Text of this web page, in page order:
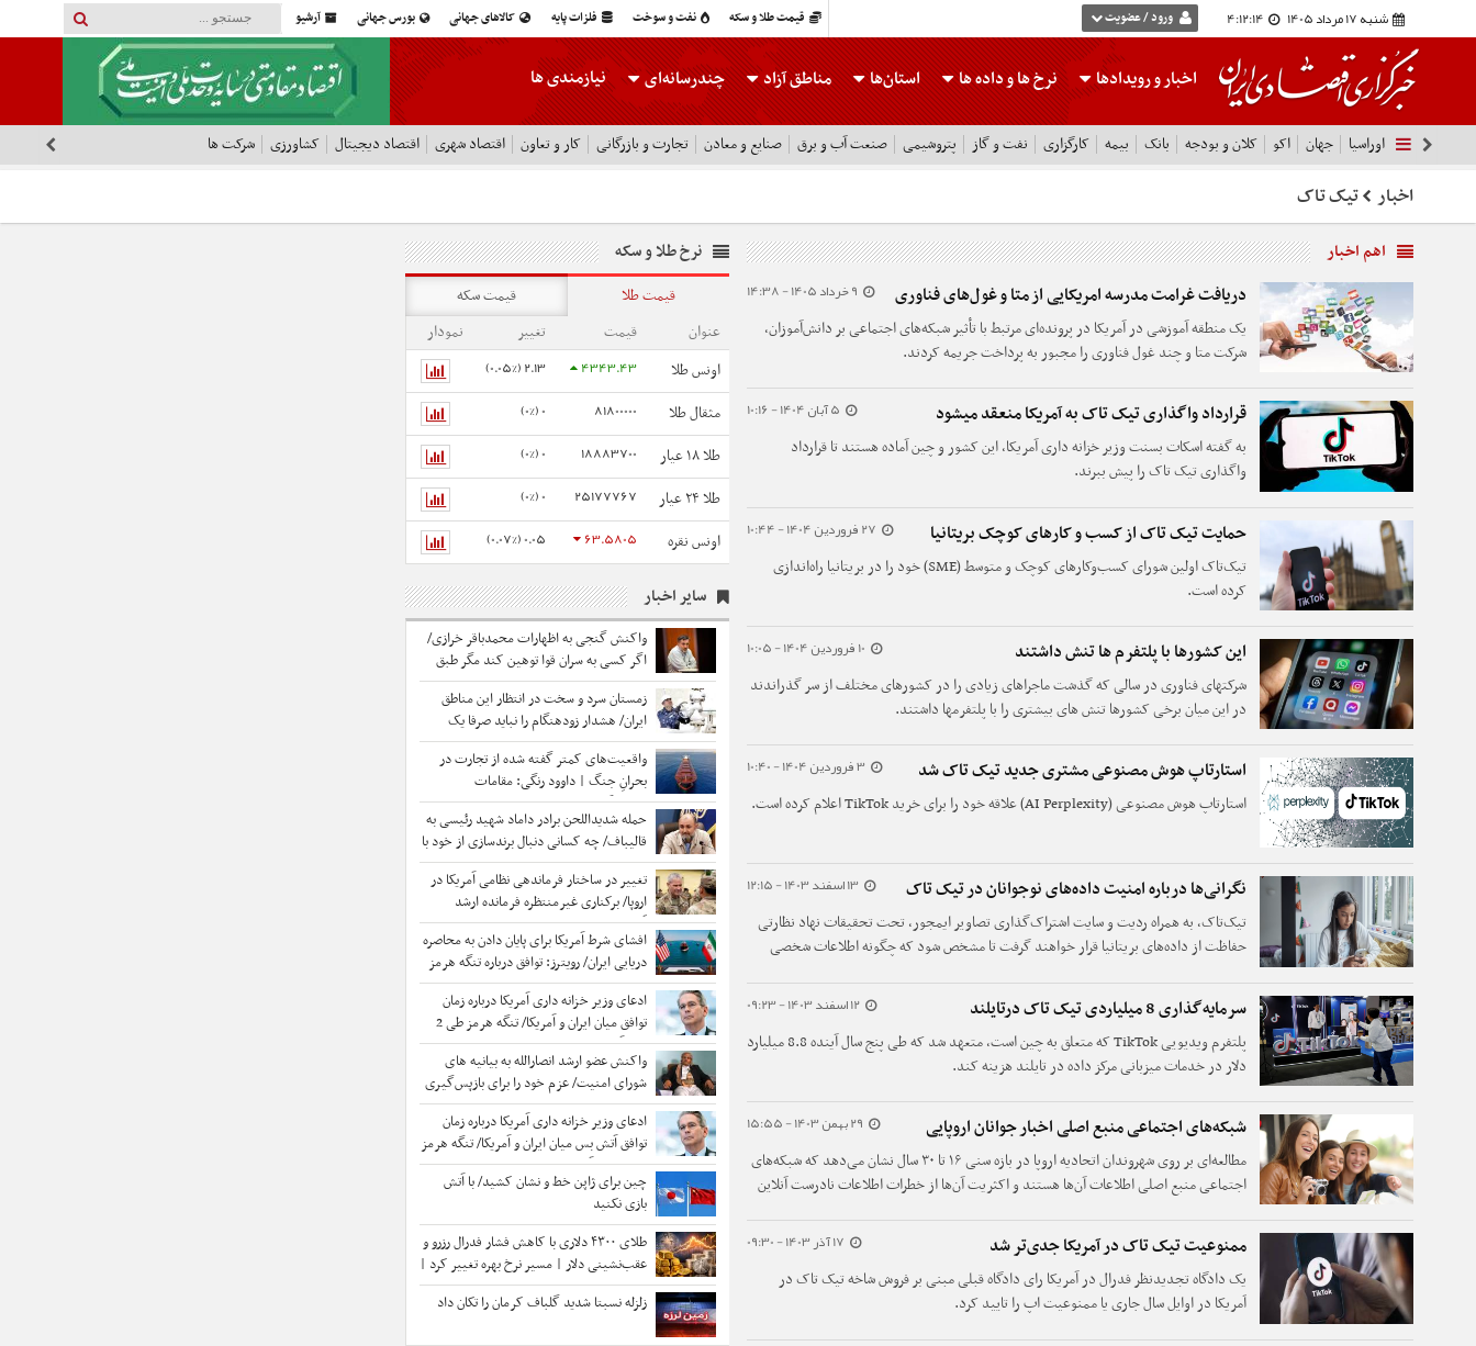
قیمت طلا و سکه نفت و سوخت فلزات پایه کالاهای جهانی بورس جهانی آرشیو شنبه 17 مرداد 1405 4:12:15 ورود / عضویت
اخبار و رویدادها نرخ هاو داده ها استان‌ها مناطق آزاد چندرسانه‌ای نیازمندی ها
اوراسیا جهان اکو کلان و بودجه بانک بیمه کارگزاری نفت و گاز پتروشیمی صنعت آب و برق صنایع و معادن تجارت و بازرگانی کار و تعاون اقتصاد شهری اقتصاد دیجیتال کشاورزی شرکت ها
اخبار تیک تاک
اهم اخبار
9 خرداد 1405 - 14:38 دریافت غرامت مدرسه امریکایی از متا و غول‌های فناوری
یک منطقه آموزشی در آمریکا در پرونده‌ای مرتبط با تأثیر شبکه‌های اجتماعی بر دانش‌آموزان،
شرکت متا و چند غول فناوری را مجبور به پرداخت جریمه کردند.
5 آبان 1404 - 10:16 قرارداد واگذاری تیک تاک به آمریکا منعقد میشود
به گفته اسکات بسنت وزیر خزانه داری آمریکا، این کشور و چین آماده هستند تا قرارداد
واگذاری تیک تاک را پیش ببرند.
27 فروردین 1404 - 10:44 حمایت تیک تاک از کسب و کارهای کوچک بریتانیا
تیک‌تاک اولین شورای کسب‌وکارهای کوچک و متوسط (SME) خود را در بریتانیا راه‌اندازی
کرده است.
10 فروردین 1404 - 10:05 این کشورها با پلتفرم ها تنش داشتند
شرکتهای فناوری در سالی که گذشت ماجراهای زیادی را در کشورهای مختلف از سر گذراندند
در این میان برخی کشورها تنش های بیشتری را با پلتفرمها داشتند.
3 فروردین 1404 - 10:40 استارتاپ هوش مصنوعی مشتری جدید تیک تاک شد
استارتاپ هوش مصنوعی (AI Perplexity) علاقه خود را برای خرید TikTok اعلام کرده است.
13 اسفند 1403 - 12:15 نگرانی‌ها درباره امنیت داده‌های نوجوانان در تیک تاک
تیک‌تاک، به همراه ردیت و سایت اشتراک‌گذاری تصاویر ایمجور، تحت تحقیقات نهاد نظارتی
حفاظت از داده‌های بریتانیا قرار خواهند گرفت تا مشخص شود که چگونه اطلاعات شخصی
12 اسفند 1403 - 09:23 سرمایه‌گذاری 8 میلیاردی تیک تاک درتایلند
پلتفرم ویدیویی TikTok که متعلق به چین است، متعهد شد که طی پنج سال آینده 8.8 میلیارد
دلار در خدمات میزبانی مرکز داده در تایلند هزینه کند.
29 بهمن 1403 - 15:55 شبکه‌های اجتماعی منبع اصلی اخبار جوانان اروپایی
مطالعه‌ای بر روی شهروندان اتحادیه اروپا در بازه سنی ۱۶ تا ۳۰ سال نشان می‌دهد که شبکه‌های
اجتماعی منبع اصلی اطلاعات آن‌ها هستند و اکثریت آن‌ها از خطرات اطلاعات نادرست آنلاین
17 آذر 1403 - 09:30 ممنوعیت تیک تاک در آمریکا جدی‌تر شد
یک دادگاه تجدیدنظر فدرال در آمریکا رای دادگاه قبلی مبنی بر فروش شاخه تیک تاک در
آمریکا در اوایل سال جاری یا ممنوعیت اپ را تایید کرد.
نرخ طلا و سکه
قیمت طلا
قیمت سکه
عنوان
قیمت تغییر
نمودار
اونس طلا
4343.43
2.13 (0.05%)
مثقال طلا 81800000
0 (0%)
طلا ۱۸ عیار 18883700
0 (0%)
طلا ۲۴ عیار 25177767
0 (0%)
اونس نقره 63.5805
0.05 (0.07%)
سایر اخبار
واکنش گنجی به اظهارات محمدباقر خرازی/
اگر کسی به سران قوا توهین کند مگر طبق
قانون قوه قضائیه ورود نمی‌کند؟
زمستان سرد و سخت در انتظار این مناطق
ایران/ هشدار زودهنگام را نباید صرفا یک
توصیه فنی دانست زیرا ...
واقعیت‌های کمتر گفته شده از تجارت در
بحرانِ جنگ | داوود رنگی: مقامات
تصمیم‌گیر روی کریدورهای زمینی حساب باز
نکنند زیرا...
حمله شدیداللحن برادر داماد شهید رئیسی به
قالیباف/ چه کسانی دنبال برندسازی از خود با
«تکنوکرات حزب‌اللهی» و «رضاخان
حزب‌اللهی» بودند
تغییر در ساختار فرماندهی نظامی آمریکا در
اروپا/ برکناری غیرمنتظره فرمانده ارشد
آمریکایی خبرساز شد
افشای شرط آمریکا برای پایان دادن به محاصره
دریایی ایران/ رویترز: توافق درباره تنگه هرمز
به زودی حاصل می شود
ادعای وزیر خزانه داری آمریکا درباره زمان
توافق میان ایران و آمریکا/ تنگه هرمز طی 2
سال آینده اهمیت خود را از دست می‌دهد
واکنش عضو ارشد انصارالله به بیانیه های
شورای امنیت/ عزم خود را برای بازپس‌گیری
حقوق‌مان جزم کرده‌ایم
ادعای وزیر خزانه داری آمریکا درباره زمان
توافق آتش بس میان ایران و آمریکا/ تنگه هرمز
طی 2 سال آینده اهمیت خود را از دست
می‌دهد
چین برای ژاپن خط و نشان کشید/ با آتش
بازی نکنید
طلای ۴۳۰۰ دلاری با کاهش فشار فدرال رزرو و
عقب‌نشینی دلار | مسیر نرخ بهره تغییر کرد |
پیش بینی هدف بعدی خریداران طلا
زلزله نسبتا شدید گلباف کرمان را تکان داد